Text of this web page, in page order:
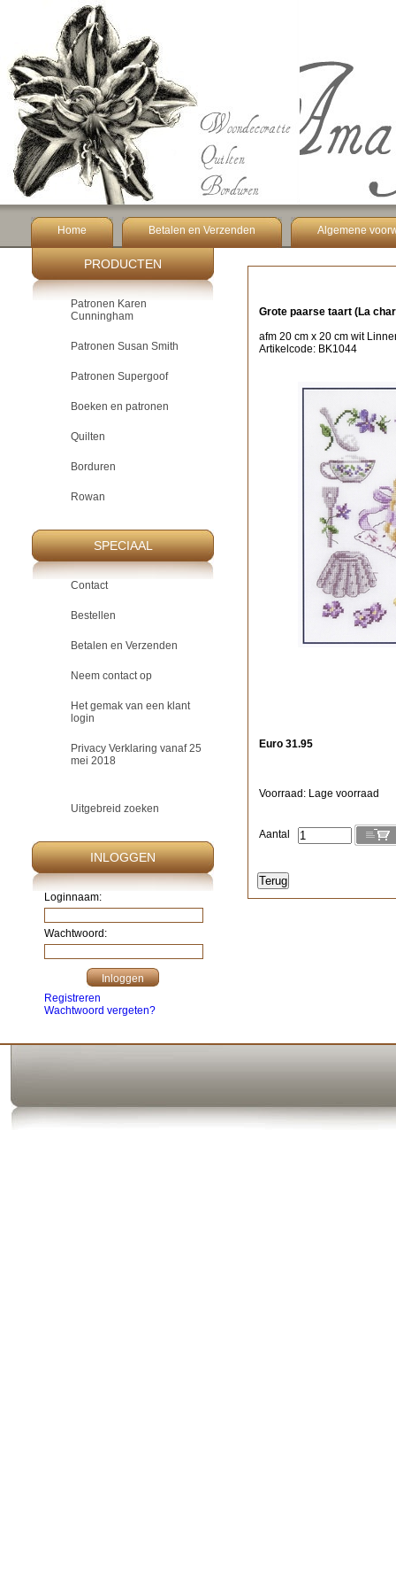
Home Betalen en Verzenden Algemene
PRODUCTEN
Patronen Karen
Cunningham
Patronen Susan Smith
Patronen Supergoof
Boeken en patronen
Quilten
Borduren
Rowan
SPECIAAL
Contact
Bestellen
Betalen en Verzenden
Neem contact op
Het gemak van een klant
login
Privacy Verklaring vanaf 25
mei 2018
Uitgebreid zoeken
INLOGGEN
Loginnaam:
Wachtwoord:
Registreren
Wachtwoord vergeten?
Grote paarse taart (La
afm 20 cm x 20 cm wit
Artikelcode: BK1044
Euro 31.95
Voorraad: Lage voorraad
Aantal